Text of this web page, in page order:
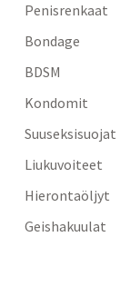
Penisrenkaat
Bondage
BDSM
Kondomit
Suuseksisuojat
Liukuvoiteet
Hierontaöljyt
Geishakuulat